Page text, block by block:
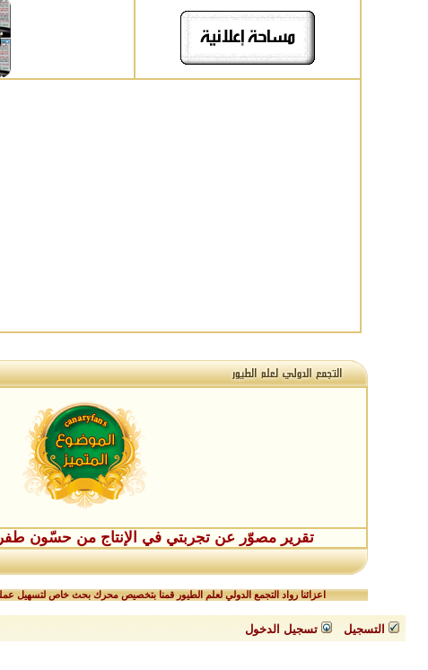
تقرير مصوّر عن تجربتي في الإنتاج من حسّون طفرة
اعزائنا رواد التجمع الدولي لعلم الطيور قمنا بتخصيص محرك بحث خاص لتسهيل
التسجيل تسجيل الدخول